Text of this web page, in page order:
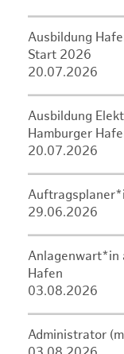
Ausbildung
Start 2026
20.07.2026
Ausbildung
Hamburger
20.07.2026
29.06.2026
Anlagenwart*in
Hafen
03.08.2026
Administrator